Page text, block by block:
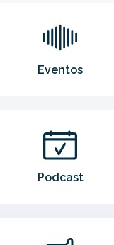
Eventos
Podcast